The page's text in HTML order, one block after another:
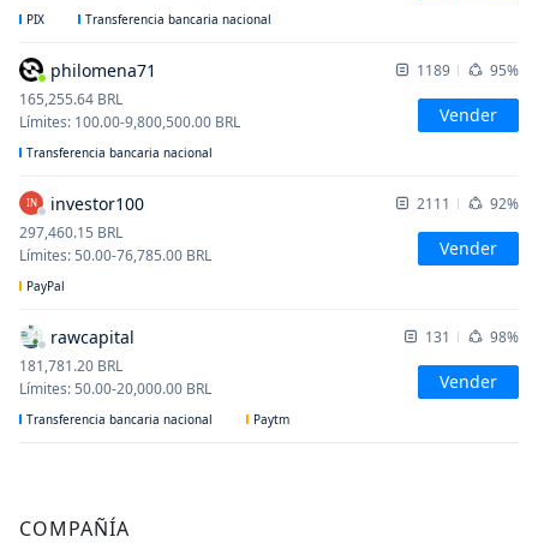
PIX Transferencia bancaria nacional
philomena71 1189
95%
165,255.64 BRL
Límites: 100.00-9,800,500.00 BRL Vender
Transferencia bancaria nacional
IN investor100 2111
92%
297,460.15 BRL
Límites:50.00-76,785.00 BRL Vender
PayPal
rawcapital 131
98%
181,781.20 BRL
Límites:50.00-20,000.00 BRL Vender
Transferencia bancaria nacional Paytm
COMPAÑÍA